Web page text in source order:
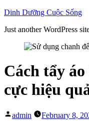
Skip
content
Dinh Dưỡng Cuộc Sống
Just another WordPress
Cách tẩy
cực hiệu
Posted
admin February 8,